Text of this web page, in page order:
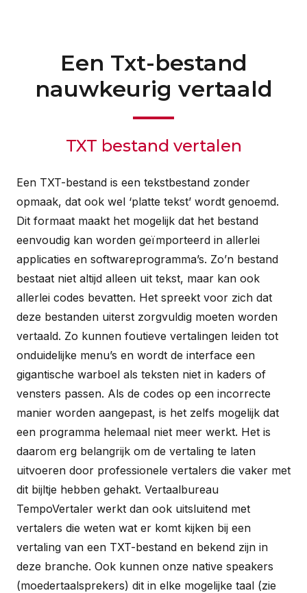
Een Txt-bestand
nauwkeurig vertaald
TXT bestand vertalen
Een TXT-bestand is een tekstbestand zonder
opmaak, dat ook wel ‘platte tekst’ wordt genoemd.
Dit formaat maakt het mogelijk dat het bestand
eenvoudig kan worden geïmporteerd in allerlei
applicaties en softwareprogramma’s. Zo’n bestand
bestaat niet altijd alleen uit tekst, maar kan ook
allerlei codes bevatten. Het spreekt voor zich dat
deze bestanden uiterst zorgvuldig moeten worden
vertaald. Zo kunnen foutieve vertalingen leiden tot
onduidelijke menu’s en wordt de interface een
gigantische warboel als teksten niet in kaders of
vensters passen. Als de codes op een incorrecte
manier worden aangepast, is het zelfs mogelijk dat
een programma helemaal niet meer werkt. Het is
daarom erg belangrijk om de vertaling te laten
uitvoeren door professionele vertalers die vaker met
dit bijltje hebben gehakt. Vertaalbureau
TempoVertaler werkt dan ook uitsluitend met
vertalers die weten wat er komt kijken bij een
vertaling van een TXT-bestand en bekend zijn in
deze branche. Ook kunnen onze native speakers
(moedertaalsprekers) dit in elke mogelijke taal (zie